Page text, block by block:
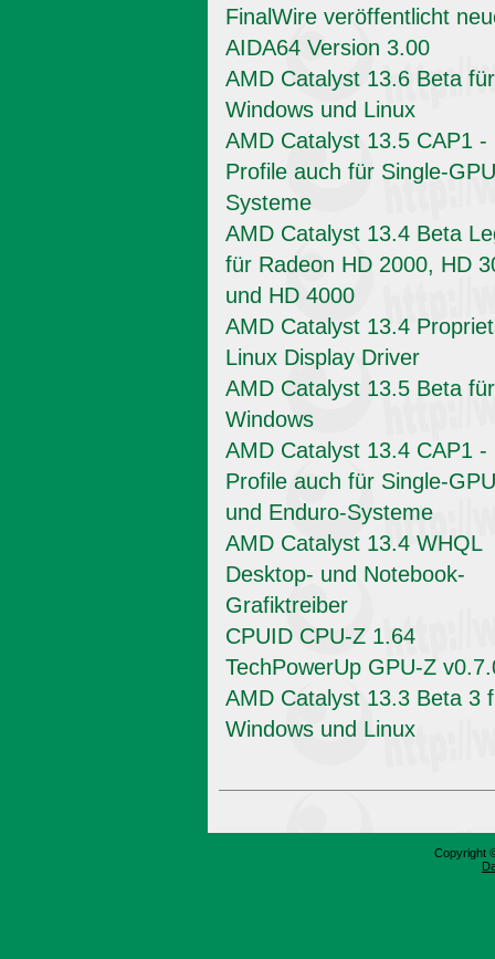
FinalWire veröffentlicht
AIDA64 Version 3.00
AMD Catalyst 13.6 Beta für
Windows und Linux
AMD Catalyst 13.5 CAP1 -
Profile auch für Single-
Systeme
AMD Catalyst 13.4 Beta
für Radeon HD 2000, HD
und HD 4000
AMD Catalyst 13.4
Linux Display Driver
AMD Catalyst 13.5 Beta für
Windows
AMD Catalyst 13.4 CAP1 -
Profile auch für Single-
und Enduro-Systeme
AMD Catalyst 13.4 WHQL
Desktop- und Notebook-
Grafiktreiber
CPUID CPU-Z 1.64
TechPowerUp GPU-Z
AMD Catalyst 13.3 Beta 3
Windows und Linux
Copyright